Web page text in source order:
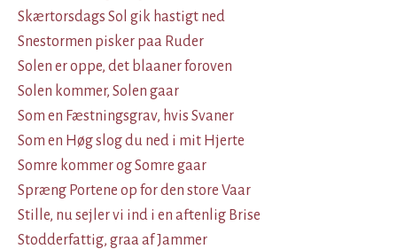
Skærtorsdags Sol gik hastigt ned
Snestormen pisker paa Ruder
Solen er oppe, det blaaner foroven
Solen kommer, Solen gaar
Som en Fæstningsgrav, hvis Svaner
Som en Høg slog du ned i mit Hjerte
Somre kommer og Somre gaar
Spræng Portene op for den store Vaar
Stille, nu sejler vi ind i en aftenlig Brise
Stodderfattig, graa af Jammer